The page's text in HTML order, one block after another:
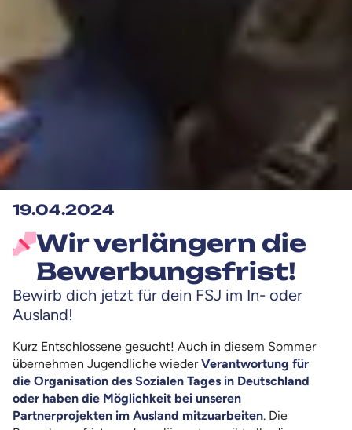
Wir verlängern die
Bewerbungsfrist!
Bewirb dich jetzt für dein FSJ im In- oder
Ausland!
19.04.2024
Kurz Entschlossene gesucht! Auch in diesem Sommer
übernehmen Jugendliche wiederVerantwortung für
die Organisation des Sozialen Tages in Deutschland
oder haben die Möglichkeit bei unseren
Partnerprojekten im Ausland mitzuarbeiten. Die